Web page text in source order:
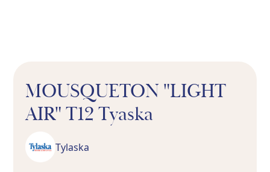
MOUSQUETON "LIGHT
AIR" T12 Tyaska
Tylaska